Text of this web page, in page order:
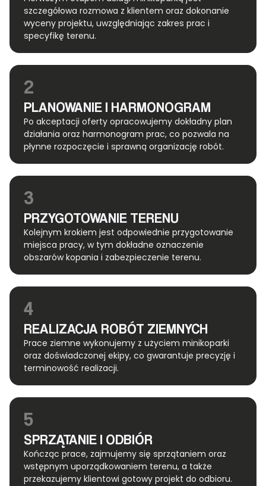
szczegółowa rozmowa z klientem oraz dokonanie
wyceny projektu, uwzględniając zakres prac i
specyfikę terenu.
2
PLANOWANIE I HARMONOGRAM
Po akceptacji oferty opracowujemy dokładny plan
działania oraz harmonogram prac, co pozwala na
płynne rozpoczęcie i sprawną organizację robót.
3
PRZYGOTOWANIE TERENU
Kolejnym krokiem jest odpowiednie przygotowanie
miejsca pracy, w tym dokładne oznaczenie
obszarów kopania i zabezpieczenie terenu.
4
REALIZACJA ROBÓT ZIEMNYCH
Prace ziemne wykonujemy z użyciem minikoparki
oraz doświadczonej ekipy, co gwarantuje precyzję i
terminowość realizacji.
5
SPRZĄTANIE I ODBIÓR
Kończąc prace, zajmujemy się sprzątaniem oraz
wstępnym uporządkowaniem terenu, a także
przekazujemy klientowi gotowy projekt do odbioru.